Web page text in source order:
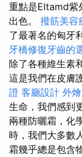
重點是Eltamd紫
出色。 撥筋美容
了最著名的匈牙
牙橋修復牙齒的
除了各種維生素
這是我們在皮膚
證 客廳設計 外
生命，我們感到
兩種防曬霜，化
時，我們大多數
霜幾乎總是包含